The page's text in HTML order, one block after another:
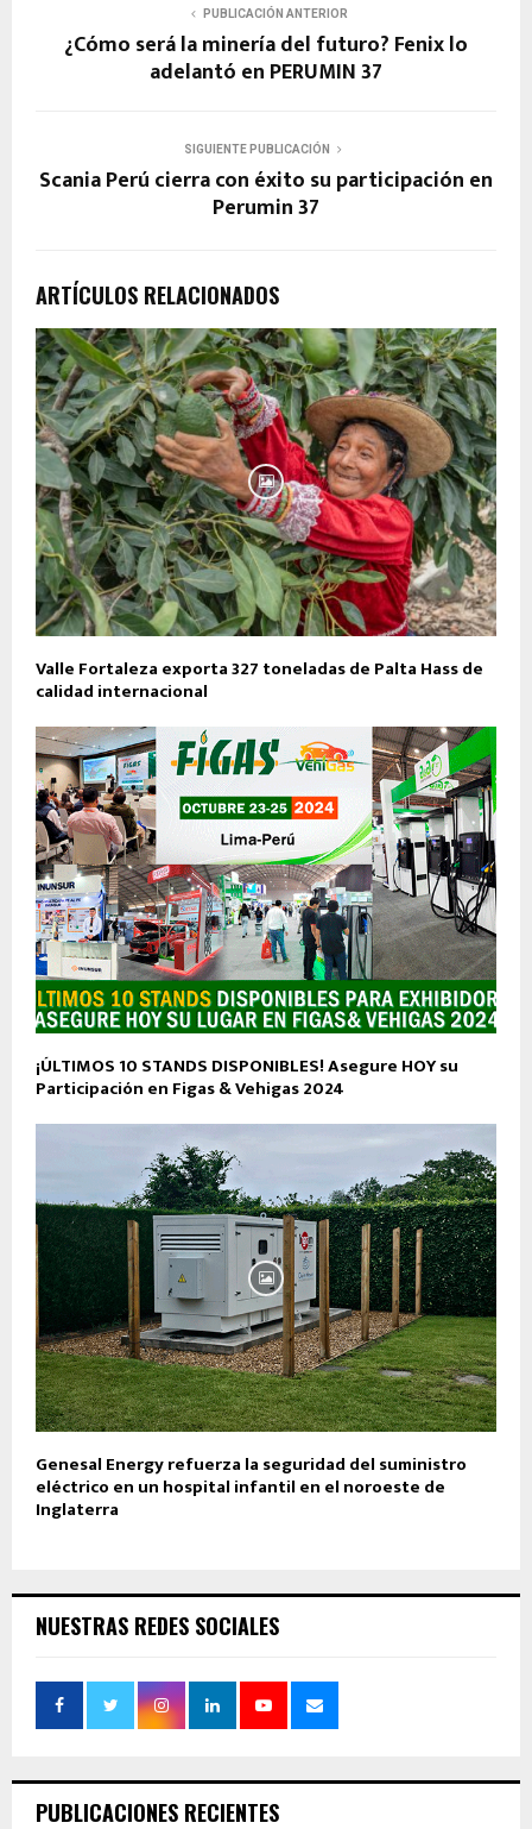
PUBLICACIÓN ANTERIOR
¿Cómo será la minería del futuro? Fenix lo
adelantó en PERUMIN 37
SIGUIENTE PUBLICACIÓN
Scania Perú cierra con éxito su participación en
Perumin 37
ARTÍCULOS RELACIONADOS
Valle Fortaleza exporta 327 toneladas de Palta Hass de
calidad internacional
¡ÚLTIMOS 10 STANDS DISPONIBLES! Asegure HOY su
Participación en Figas & Vehigas 2024
Genesal Energy refuerza la seguridad del suministro
eléctrico en un hospital infantil en el noroeste de
Inglaterra
NUESTRAS REDES SOCIALES
PUBLICACIONES RECIENTES